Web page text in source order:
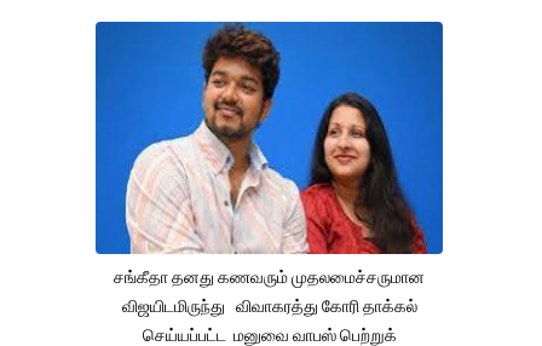
சங்கீதா தனது கணவரும் முதலமைச்சருமான
விஜயிடமிருந்து விவாகரத்து கோரி தாக்கல்
செய்யப்பட்ட மனுவை வாபஸ் பெற்றுக்